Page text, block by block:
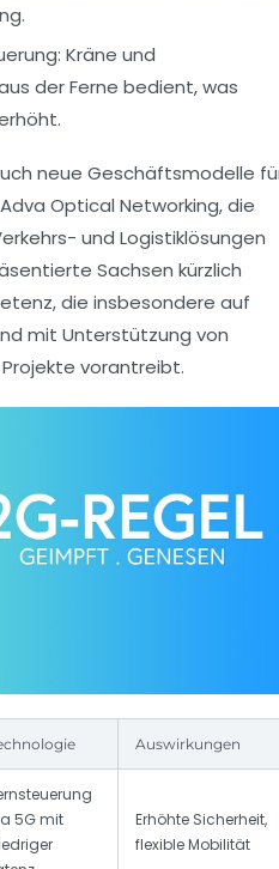
Kräne und
der Ferne bedient, was
neue Geschäftsmodelle
Optical Networking, die
und Logistiklösungen
Sachsen kürzlich
die insbesondere auf
mit Unterstützung von
vorantreibt.
Auswirkungen
5G mit
Erhöhte Sicherheit,
flexible Mobilität